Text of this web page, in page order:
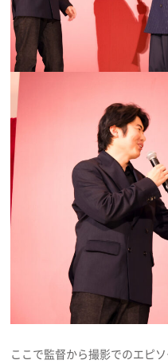
ここで監督から撮影でのエピ